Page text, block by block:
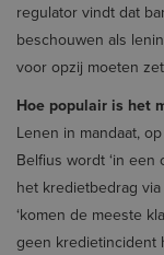
regulator vindt dat
beschouwen als
voor opzij moeten
Hoe populair is het
Lenen in mandaat,
Belfius wordt ‘in
het kredietbedrag
‘komen de meeste
geen kredietincident